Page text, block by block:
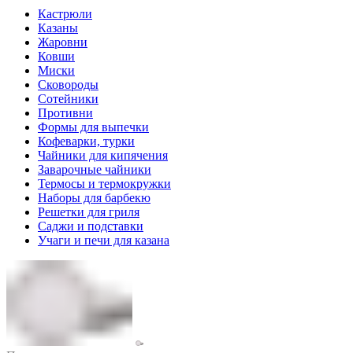
Кастрюли
Казаны
Жаровни
Ковши
Миски
Сковороды
Сотейники
Противни
Формы для выпечки
Кофеварки, турки
Чайники для кипячения
Заварочные чайники
Термосы и термокружки
Наборы для барбекю
Решетки для гриля
Саджи и подставки
Учаги и печи для казана